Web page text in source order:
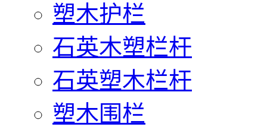
塑木护栏
石英木塑栏杆
石英塑木栏杆
塑木围栏